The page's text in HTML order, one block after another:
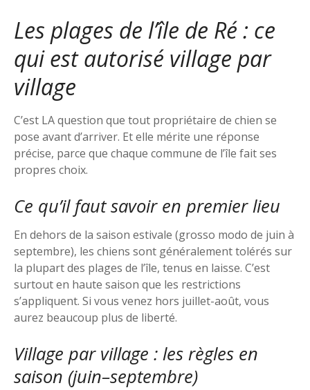
Les plages de l’île de Ré : ce
qui est autorisé village par
village
C’est LA question que tout propriétaire de chien se
pose avant d’arriver. Et elle mérite une réponse
précise, parce que chaque commune de l’île fait ses
propres choix.
Ce qu’il faut savoir en premier lieu
En dehors de la saison estivale (grosso modo de juin à
septembre), les chiens sont généralement tolérés sur
la plupart des plages de l’île, tenus en laisse. C’est
surtout en haute saison que les restrictions
s’appliquent. Si vous venez hors juillet-août, vous
aurez beaucoup plus de liberté.
Village par village : les règles en
saison (juin–septembre)